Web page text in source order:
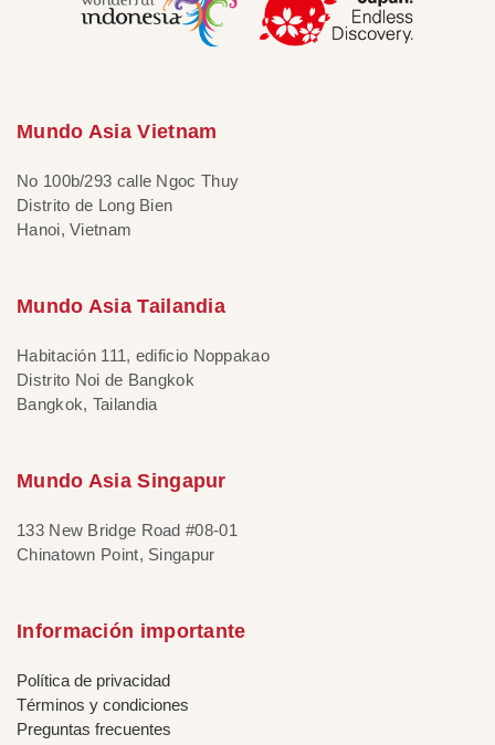
Mundo Asia Vietnam
No 100b/293 calle Ngoc Thuy
Distrito de Long Bien
Hanoi, Vietnam
Mundo Asia Tailandia
Habitación 111, edificio Noppakao
Distrito Noi de Bangkok
Bangkok, Tailandia
Mundo Asia Singapur
133 New Bridge Road #08-01
Chinatown Point, Singapur
Información importante
Política de privacidad
Términos y condiciones
Preguntas frecuentes